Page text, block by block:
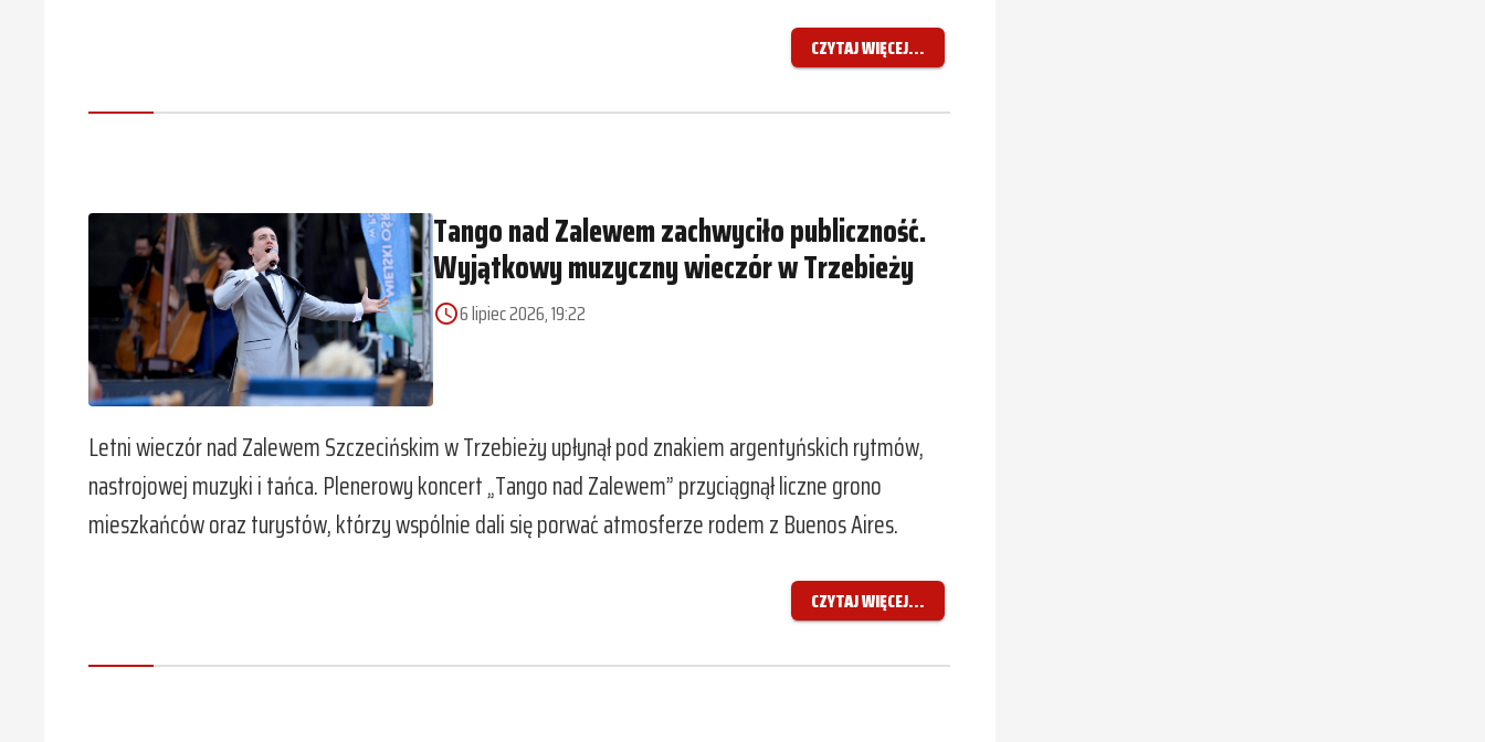
CZYTAJ WIĘCEJ...
Tango nad Zalewem zachwyciło publiczność.
Wyjątkowy muzyczny wieczór w Trzebieży
access_time6 lipiec 2026, 19:22
Letni wieczór nad Zalewem Szczecińskim w Trzebieży upłynął pod znakiem argentyńskich rytmów,
nastrojowej muzyki i tańca. Plenerowy koncert „Tango nad Zalewem” przyciągnął liczne grono
mieszkańców oraz turystów, którzy wspólnie dali się porwać atmosferze rodem z Buenos Aires.
CZYTAJ WIĘCEJ...